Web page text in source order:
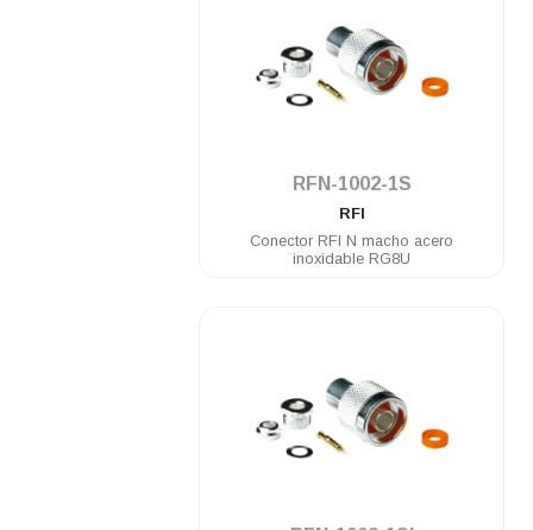
RFN-1002-1S
RFI
Conector RFI N macho acero
inoxidable RG8U